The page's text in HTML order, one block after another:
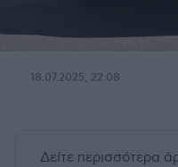
18.07.2025, 22:08
Δείτε περισσότερα